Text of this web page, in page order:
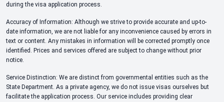
during the visa application process.
Accuracy of Information: Although we strive to provide accurate and up-to-
date information, we are not liable for any inconvenience caused by errors in
text or content. Any mistakes in information will be corrected promptly once
identified. Prices and services offered are subject to change without prior
notice.
Service Distinction: We are distinct from governmental entities such as the
State Department. As a private agency, we do not issue visas ourselves but
facilitate the application process. Our service includes providing clear